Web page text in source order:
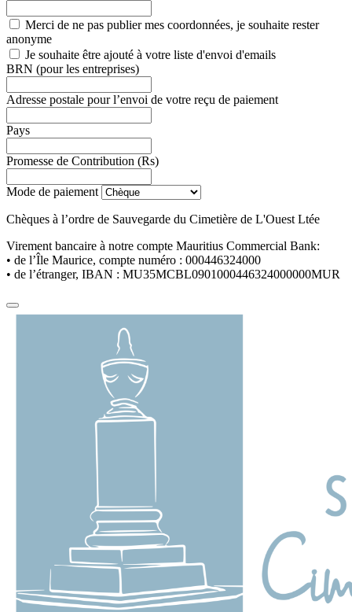
Merci de ne pas publier mes coordonnées, je souhaite rester
anonyme
Je souhaite être ajouté à votre liste d'envoi d'emails
BRN (pour les entreprises)
Adresse postale pour l’envoi de votre reçu de paiement
Pays
Promesse de Contribution (Rs)
Mode de paiement
Chèques à l’ordre de Sauvegarde du Cimetière de L'Ouest Ltée
Virement bancaire à notre compte Mauritius Commercial Bank:
• de l’Île Maurice, compte numéro : 000446324000
• de l’étranger, IBAN : MU35MCBL0901000446324000000MUR